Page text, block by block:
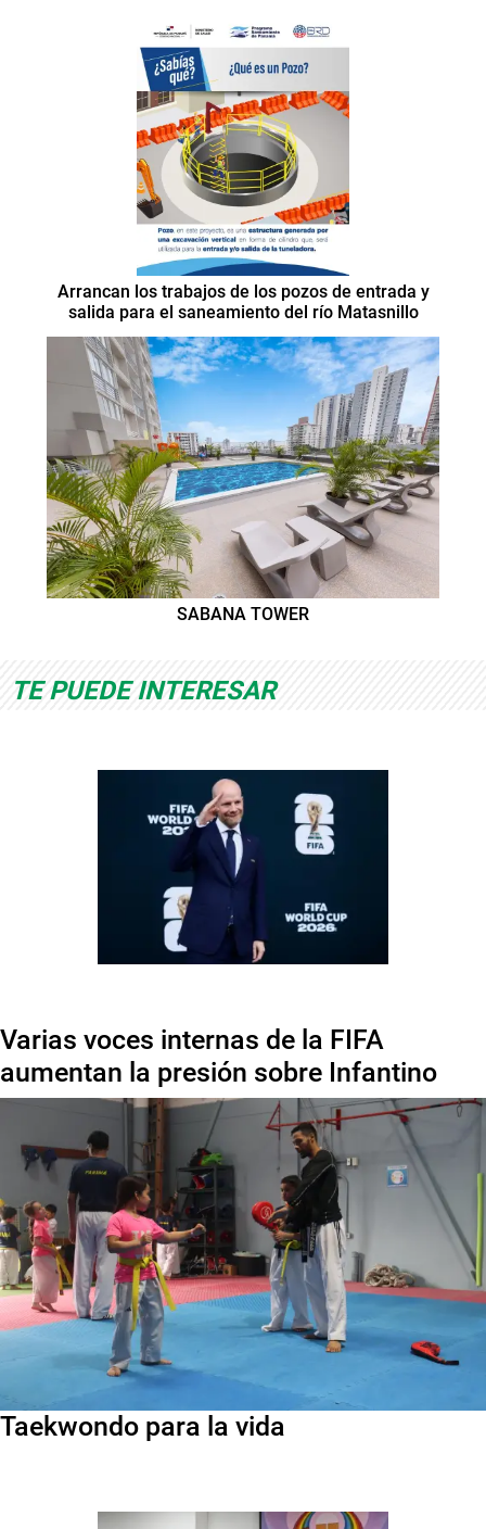
Arrancan los trabajos de los pozos de entrada y
salida para el saneamiento del río Matasnillo
SABANA TOWER
TE PUEDE INTERESAR
Varias voces internas de la FIFA
aumentan la presión sobre Infantino
Taekwondo para la vida